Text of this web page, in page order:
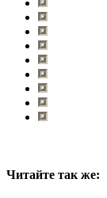
Читайте так же: